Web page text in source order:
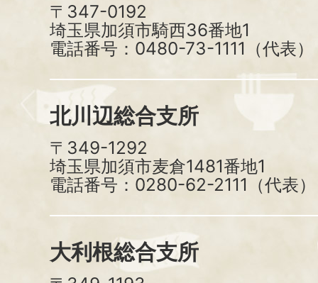
〒347-0192
埼玉県加須市騎西36番地1
電話番号：0480-73-1111（代表）
北川辺総合支所
〒349-1292
埼玉県加須市麦倉1481番地1
電話番号：0280-62-2111（代表）
大利根総合支所